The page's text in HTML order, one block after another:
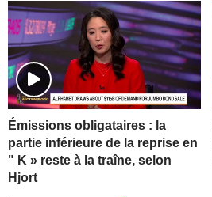
Émissions obligataires : la
partie inférieure de la reprise en
" K » reste à la traîne, selon
Hjort